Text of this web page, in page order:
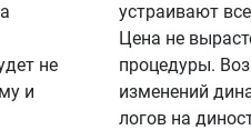
не
и
устраивают
Цена не
процедуры.
изменений
логов на